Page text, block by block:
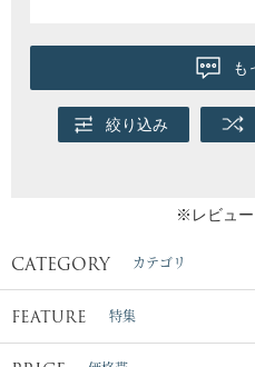
も
絞り込み
※レビュ
CATEGORY カテゴリ
FEATURE 特集